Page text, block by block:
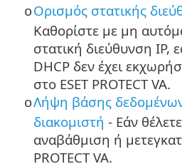
oΟρισμός στατικής
Καθορίστε με μη
στατική διεύθυνση IP,
DHCP δεν έχει
στο ESET PROTECT VA.
oΛήψη βάσης
διακομιστή - Εάν
αναβάθμιση ή
PROTECT VA.